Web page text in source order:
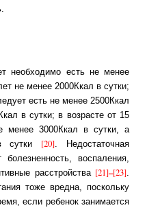
необходимо есть не менее
не менее 2000Ккал в сутки;
есть не менее 2500Ккал
в сутки; в воз­рас­те от 15
менее 3000Ккал в сутки, а
сут­ки [20]. Недостаточная
бо­лез­нен­ность, вос­па­ле­ния,
расстройства [21]–[23].
тоже вредна, поскольку
если ребенок занимается